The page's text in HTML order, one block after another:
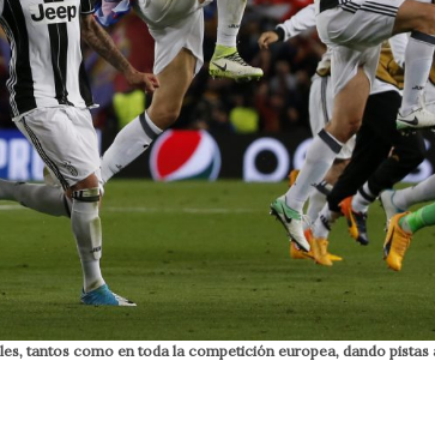
tantos como en toda la competición europea, dando